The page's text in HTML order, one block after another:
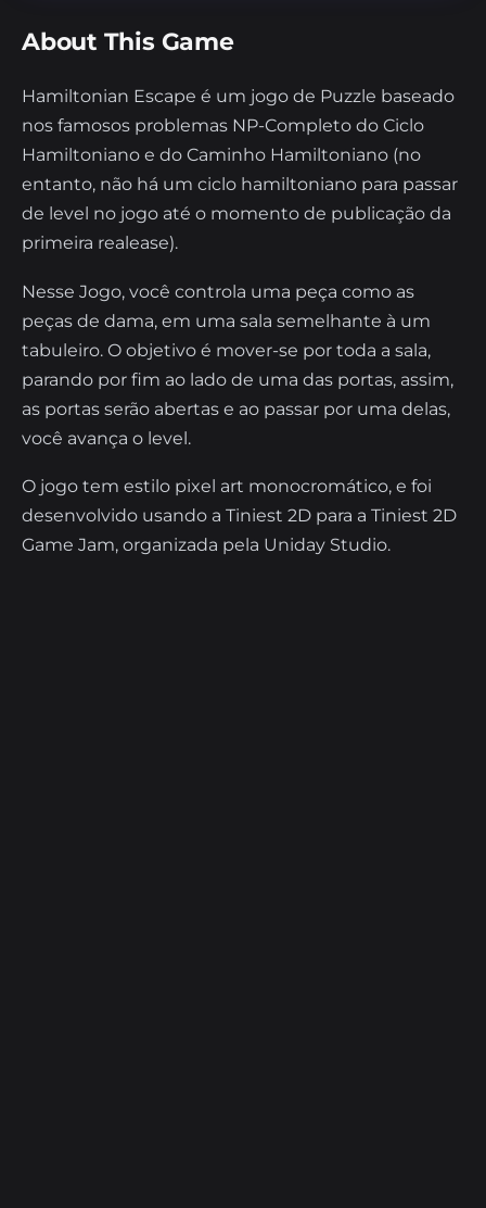
About This Game
Hamiltonian Escape é um jogo de Puzzle baseado
nos famosos problemas NP-Completo do Ciclo
Hamiltoniano e do Caminho Hamiltoniano (no
entanto, não há um ciclo hamiltoniano para passar
de level no jogo até o momento de publicação da
primeira realease).
Nesse Jogo, você controla uma peça como as
peças de dama, em uma sala semelhante à um
tabuleiro. O objetivo é mover-se por toda a sala,
parando por fim ao lado de uma das portas, assim,
as portas serão abertas e ao passar por uma delas,
você avança o level.
O jogo tem estilo pixel art monocromático, e foi
desenvolvido usando a Tiniest 2D para a Tiniest 2D
Game Jam, organizada pela Uniday Studio.